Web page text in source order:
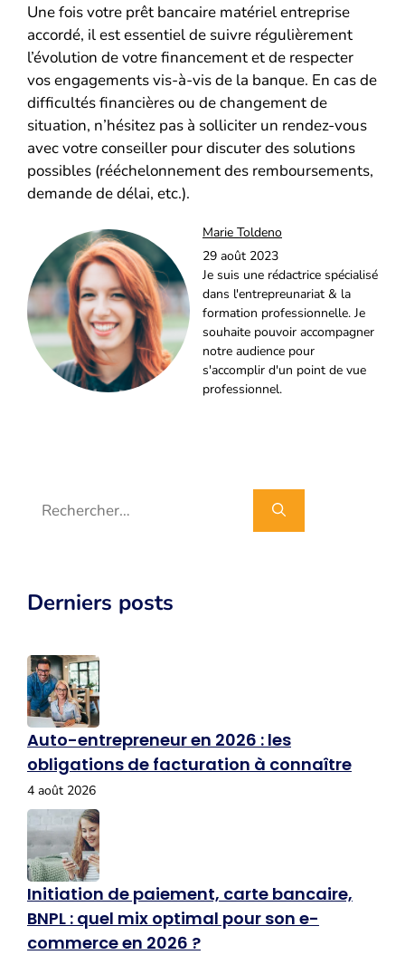
Une fois votre prêt bancaire matériel entreprise
accordé, il est essentiel de suivre régulièrement
l’évolution de votre financement et de respecter
vos engagements vis-à-vis de la banque. En cas de
difficultés financières ou de changement de
situation, n’hésitez pas à solliciter un rendez-vous
avec votre conseiller pour discuter des solutions
possibles (rééchelonnement des remboursements,
demande de délai, etc.).
Marie Toldeno
29 août 2023
Je suis une rédactrice spécialisé
dans l'entrepreunariat & la
formation professionnelle. Je
souhaite pouvoir accompagner
notre audience pour
s'accomplir d'un point de vue
professionnel.
Rechercher :
Derniers posts
Auto-entrepreneur en 2026 : les
obligations de facturation à connaître
4 août 2026
Initiation de paiement, carte bancaire,
BNPL : quel mix optimal pour son e-
commerce en 2026 ?